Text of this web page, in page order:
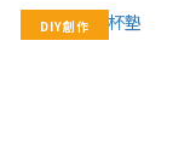
DIY創作